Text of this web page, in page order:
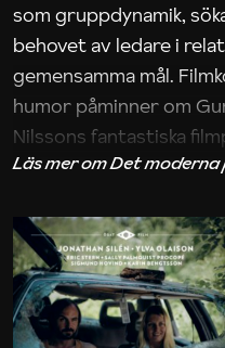
som gruppdynamik,
behovet av ledare i
gemensamma mål.
humor påminner om
Nilssons fantastiska
iakttagelser om hur
Maja Kekonius